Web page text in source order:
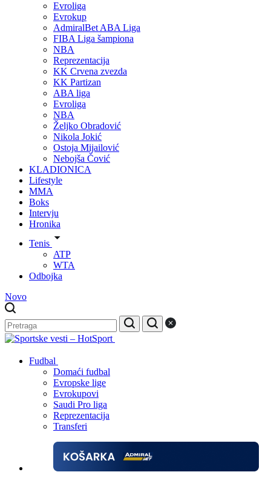
Evroliga
Evrokup
AdmiralBet ABA Liga
FIBA Liga šampiona
NBA
Reprezentacija
KK Crvena zvezda
KK Partizan
ABA liga
Evroliga
NBA
Željko Obradović
Nikola Jokić
Ostoja Mijailović
Nebojša Čović
KLADIONICA
Lifestyle
MMA
Boks
Intervju
Hronika
Tenis
ATP
WTA
Odbojka
Novo
Fudbal
Domaći fudbal
Evropske lige
Evrokupovi
Saudi Pro liga
Reprezentacija
Transferi